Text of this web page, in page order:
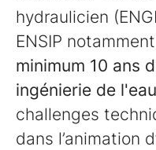
hydraulicien
ENSIP
minimum 10 ans
ingénierie de l'eau
challenges
dans l’animation